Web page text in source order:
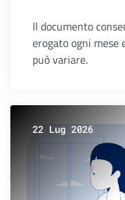
Il documento
erogato ogni mese
può variare.
22 Lug 2026